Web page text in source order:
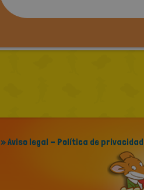
» Aviso legal - Política de privacidad